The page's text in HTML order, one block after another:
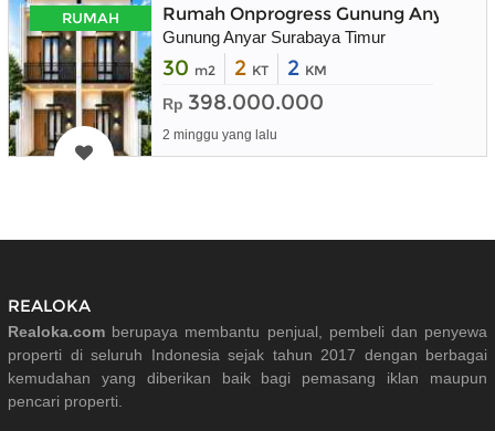
RUMAH Rumah Onprogress Gunung Anyar
Gunung Anyar Surabaya Timur
30 m2 2 KT 2 KM
Rp 398.000.000
2 minggu yang lalu
REALOKA
Realoka.com berupaya membantu penjual, pembeli dan penyewa
properti di seluruh Indonesia sejak tahun 2017 dengan berbagai
kemudahan yang diberikan baik bagi pemasang iklan maupun
pencari properti.